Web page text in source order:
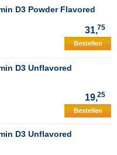
D3 Powder Flavored
31,75
Bestellen
D3 Unflavored
19,25
Bestellen
D3 Unflavored